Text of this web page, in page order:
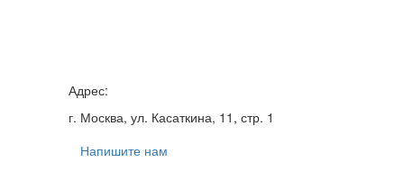
Адрес:
г. Москва, ул. Касаткина, 11, стр. 1
Напишите нам